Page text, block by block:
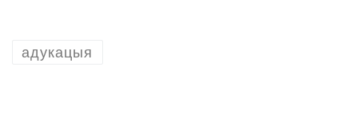
адукацыя